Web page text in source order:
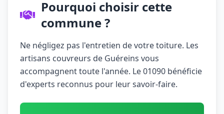
Pourquoi choisir cette
commune ?
Ne négligez pas l'entretien de votre toiture. Les
artisans couvreurs de Guéreins vous
accompagnent toute l'année. Le 01090 bénéficie
d'experts reconnus pour leur savoir-faire.